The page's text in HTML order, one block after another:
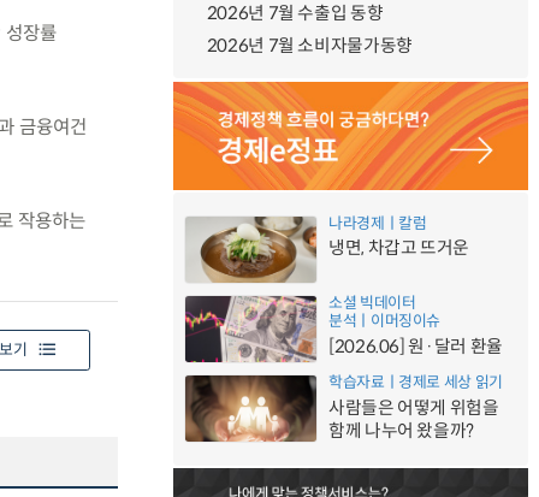
장률
금융여건
작용하는
기
2026년 7월 수출입 동향
2026년 7월 소비자물가동향
나라경제ㅣ칼럼
냉면, 차갑고 뜨거운
소셜 빅데이터
분석ㅣ이머징이슈
[2026.06] 원·달러 환율
학습자료ㅣ경제로 세상 읽기
사람들은 어떻게 위험을
함께 나누어 왔을까?